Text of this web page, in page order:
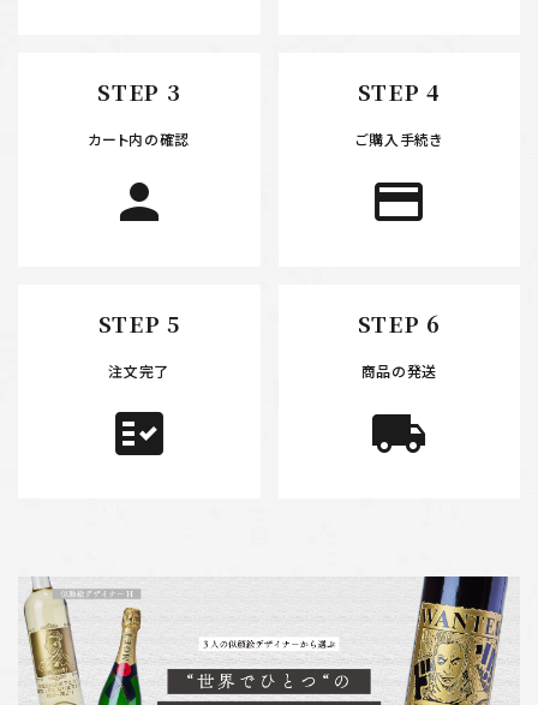
STEP 3
カート内の確認
person
STEP 4
ご購入手続き
payment
STEP 5
注文完了
fact_check
STEP 6
商品の発送
local_shipping